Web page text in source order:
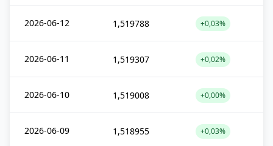
2026-06-12 1,519788 +0,03%
2026-06-11 1,519307 +0,02%
2026-06-10 1,519008 +0,00%
2026-06-09 1,518955 +0,03%